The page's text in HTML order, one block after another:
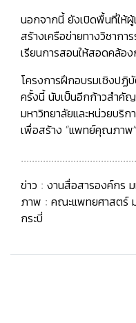
นอกจากนี้ ยังเปิดพื้นที่ให้
สร้างเครือข่ายทางวิชากา
เรียนการสอนให้สอดคล้อง
โครงการฝึกอบรมเชิงปฏิ
ครั้งนี้ นับเป็นอีกก้าวสำคัญ
มหาวิทยาลัยและหน่วยบริ
เพื่อสร้าง “แพทย์คุณภาพ
ข่าว : งานสื่อสารองค์กร
ภาพ : คณะแพทยศาสตร์
กระบี่